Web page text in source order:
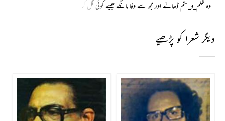
وہ ظلم_و_ستم ڈھائے اور مجھ سے وفا مانگے جیسے کوئی گل کر کے دیپک سے ضیا مانگے جینا بڑی
دیگر شعرا کو پڑھیے